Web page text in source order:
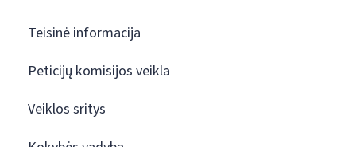
Teisinė informacija
Peticijų komisijos veikla
Veiklos sritys